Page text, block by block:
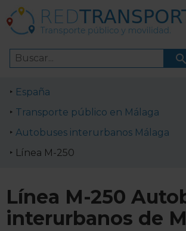
España
Transporte público en Málaga
Autobuses interurbanos Málaga
Línea M-250
Línea M-250
interurbanos de